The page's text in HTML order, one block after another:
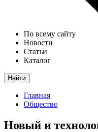
По всему сайту
Новости
Статьи
Каталог
Найти
Главная
Общество
Новый и